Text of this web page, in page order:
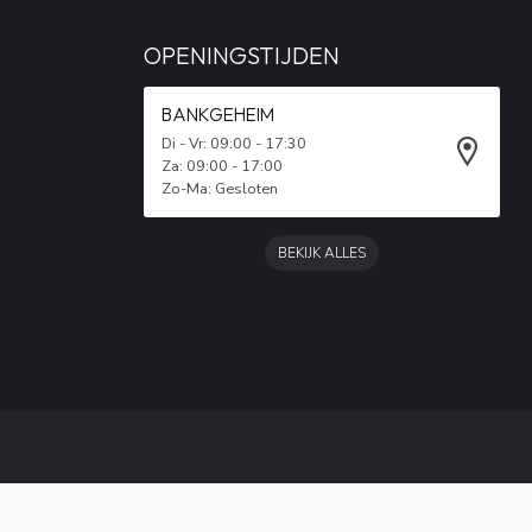
OPENINGSTIJDEN
BANKGEHEIM
Di - Vr: 09:00 - 17:30
Za: 09:00 - 17:00
Zo-Ma: Gesloten
BEKIJK ALLES